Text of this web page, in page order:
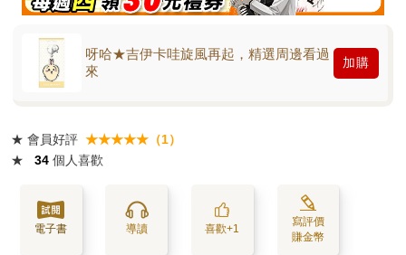
呀哈★吉伊卡哇旋風再起，精選周邊看過
來
加購
★ 會員好評 ★★★★★（1）
★
34 個人喜歡
電子書 導讀 喜歡+1
寫評價
賺金幣